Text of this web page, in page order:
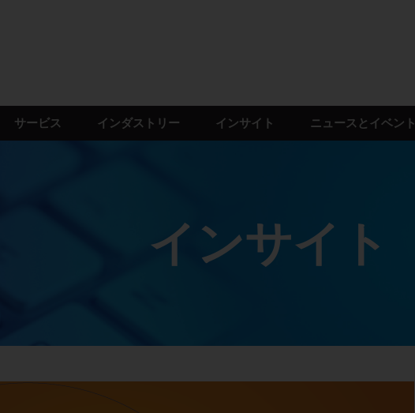
サービス インダストリー インサイト ニュースとイベント
インサイト